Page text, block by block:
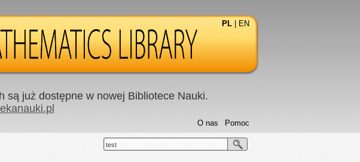
PL EN
są już dostępne w nowej Bibliotece Nauki.
Pomoc
O nas
test